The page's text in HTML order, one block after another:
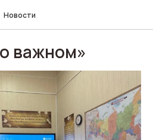
Новости
важном»